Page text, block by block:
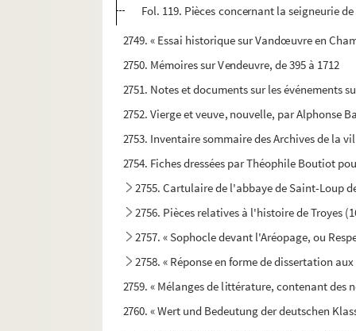
Fol. 119. Pièces concernant la seigneurie
2749. « Essai historique sur Vandœuvre en
2750. Mémoires sur Vendeuvre, de 395 à 1712
2751. Notes et documents sur les événements
2752. Vierge et veuve, nouvelle, par Alphonse
2753. Inventaire sommaire des Archives de la
2754. Fiches dressées par Théophile Boutiot
2755. Cartulaire de l'abbaye de Saint-Loup
2756. Pièces relatives à l'histoire de Troyes
2757. « Sophocle devant l'Aréopage, ou
2758. « Réponse en forme de dissertation
2759. « Mélanges de littérature, contenant des
2760. « Wert und Bedeutung der deutschen